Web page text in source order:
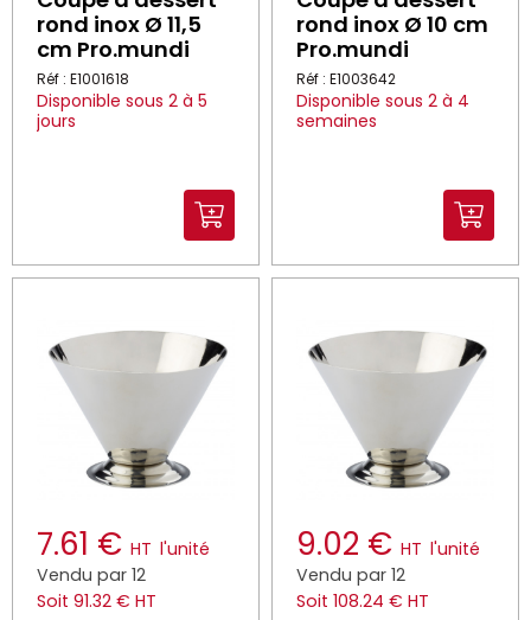
rond inox Ø 11,5
cm Pro.mundi
Réf : E1001618
Disponible sous 2 à 5
jours
rond inox Ø 10 cm
Pro.mundi
Réf : E1003642
Disponible sous 2 à 4
semaines
7.61 € HT l'unité
Vendu par 12
Soit 91.32 € HT
9.02 € HT l'unité
Vendu par 12
Soit 108.24 € HT